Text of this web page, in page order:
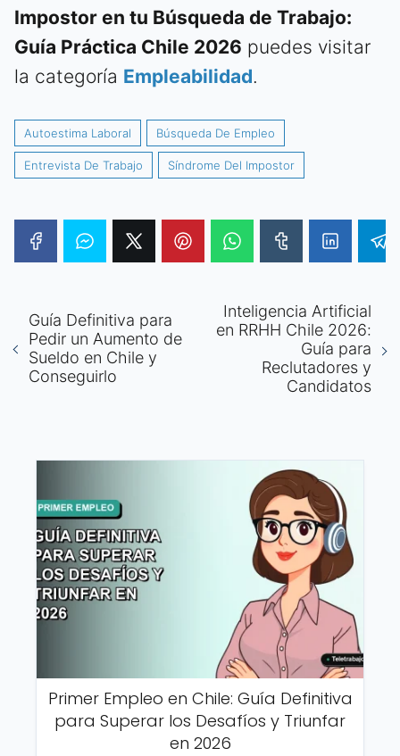
Impostor en tu Búsqueda de Trabajo:
Guía Práctica Chile 2026 puedes visitar
la categoría Empleabilidad.
Autoestima Laboral Búsqueda De Empleo
Entrevista De Trabajo Síndrome Del Impostor
Guía Definitiva para
Pedir un Aumento de
Sueldo en Chile y
Conseguirlo
Inteligencia Artificial
en RRHH Chile 2026:
Guía para
Reclutadores y
Candidatos
Primer Empleo en Chile: Guía Definitiva
para Superar los Desafíos y Triunfar
en 2026